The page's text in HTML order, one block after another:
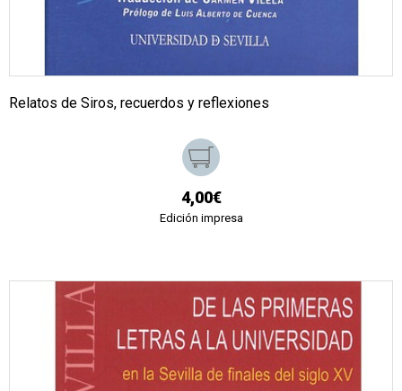
Relatos de Siros, recuerdos y reflexiones
4,00€
Edición impresa